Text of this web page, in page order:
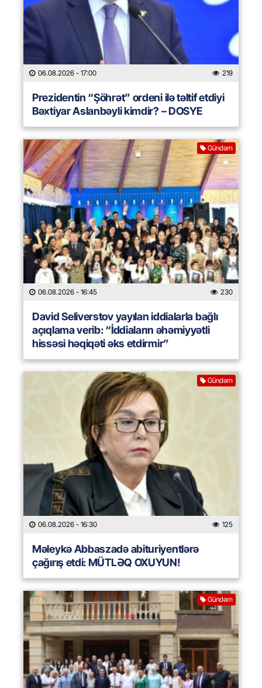
06.08.2026 - 17:00 219
Prezidentin “Şöhrət” ordeni ilə təltif etdiyi
Bəxtiyar Aslanbəyli kimdir? – DOSYE
Gündəm
06.08.2026 - 16:45 230
David Seliverstov yayılan iddialarla bağlı
açıqlama verib: “İddiaların əhəmiyyətli
hissəsi həqiqəti əks etdirmir”
Gündəm
06.08.2026 - 16:30 125
Məleykə Abbaszadə abituriyentlərə
çağırış etdi: MÜTLƏQ OXUYUN!
Gündəm